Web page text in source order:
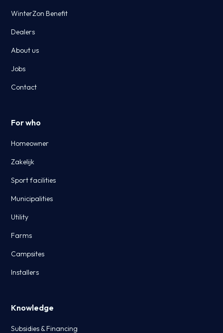
WinterZon Benefit
Dealers
About us
Jobs
Contact
For who
Homeowner
Zakelijk
Sport facilities
Municipalities
Utility
Farms
Campsites
Installers
Knowledge
Subsidies & Financing